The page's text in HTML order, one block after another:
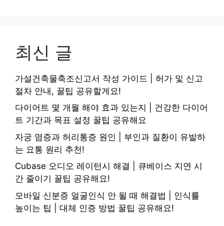
최신 글
가설건축물축조신고서 작성 가이드 | 허가 및 신고
절차 안내, 꿀팁 공유할게요!
다이어트 몇 개월 해야 효과 있는지 | 건강한 다이어
트 기간과 목표 설정 꿀팁 공유해요
자궁 염증과 허리통증 원인 | 부인과 질환이 유발하
는 요통 원리 추천!
Cubase 오디오 레이턴시 해결 | 큐베이스 지연 시
간 줄이기 꿀팁 공유해요!
모바일 신분증 얼굴인식 안 될 때 해결법 | 인식률
높이는 팁 | 대체 인증 방법 꿀팁 공유해요!